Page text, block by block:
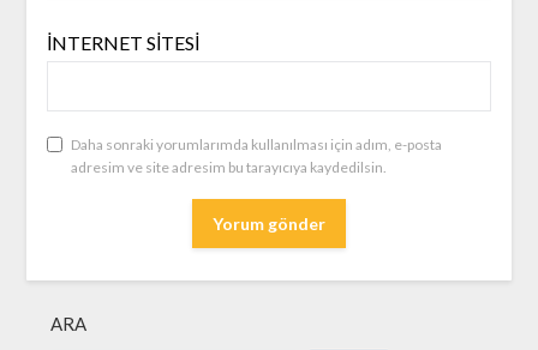
İNTERNET SITESI
Daha sonraki yorumlarımda kullanılması için adım, e-posta
adresim ve site adresim bu tarayıcıya kaydedilsin.
ARA